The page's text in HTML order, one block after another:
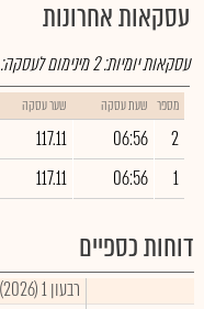
עסקאות אחרונות
עסקאות יומיות:2מינימום לעסקה:
מספר שעת עסקה שער עסקה
2
06:56
117.11
1
06:56
117.11
דוחות כספיים
רבעון 1 (2026)